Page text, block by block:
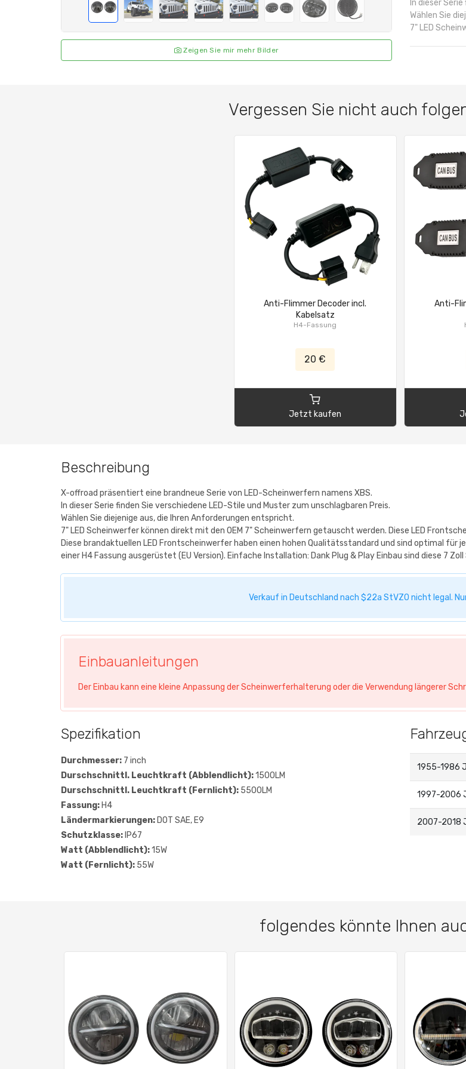
Zeigen Sie mir mehr Bilder
In dieser
Wählen Sie
7" LED
Vergessen Sie nicht auch
Anti-Flimmer Decoder incl.
Kabelsatz
H4-Fassung
20 €
Jetzt kaufen
Anti-
Beschreibung
X-offroad präsentiert eine brandneue Serie von LED-Scheinwerfern namens XBS.
In dieser Serie finden Sie verschiedene LED-Stile und Muster zum unschlagbaren Preis.
Wählen Sie diejenige aus, die Ihren Anforderungen entspricht.
7" LED Scheinwerfer können direkt mit den OEM 7" Scheinwerfern getauscht werden. Diese LED
Diese brandaktuellen LED Frontscheinwerfer haben einen hohen Qualitätsstandard und sind optimal
einer H4 Fassung ausgerüstet (EU Version). Einfache Installation: Dank Plug & Play Einbau sind diese 7
Verkauf in Deutschland nach $22a StVZO nicht legal.
Einbauanleitungen
Der Einbau kann eine kleine Anpassung der Scheinwerferhalterung oder die Verwendung längerer
Spezifikation
Durchmesser: 7 inch
Durschschnittl. Leuchtkraft (Abblendlicht):1500LM
Durschschnittl. Leuchtkraft (Fernlicht): 5500LM
Fassung: H4
Ländermarkierungen: DOT SAE, E9
Schutzklasse: IP67
Watt (Abblendlicht):15W
Watt (Fernlicht): 55W
1955-1986
1997-2006
2007-2018
folgendes könnte Ihnen